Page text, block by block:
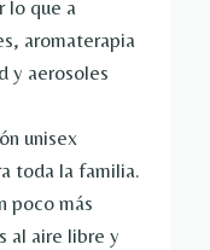
lo que a
aromaterapia
y aerosoles
unisex
toda la familia.
poco más
al aire libre y